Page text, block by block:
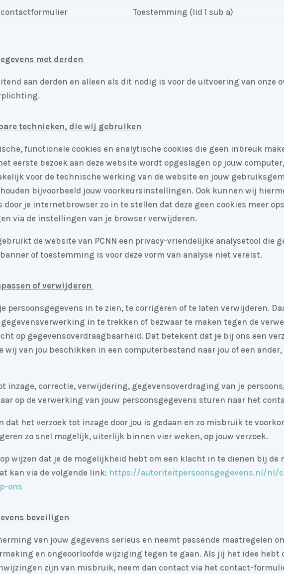
contactformulier Toestemming (lid 1 sub a)
met derden
aan derden en alleen als dit nodig is voor de uitvoering van onze
technieken, die wij gebruiken
functionele cookies en analytische cookies die geen inbreuk
eerste bezoek aan deze website wordt opgeslagen op jouw
voor de technische werking van de website en jouw
bijvoorbeeld jouw voorkeursinstellingen. Ook kunnen wij
door je internetbrowser zo in te stellen dat deze geen cookies meer
via de instellingen van je browser verwijderen.
de website van PCNN een privacy-vriendelijke analysetool die
of toestemming is voor deze vorm van analyse niet vereist.
of verwijderen
persoonsgegevens in te zien, te corrigeren of te laten verwijderen.
in te trekken of bezwaar te maken tegen de
op gegevensoverdraagbaarheid. Dat betekent dat je bij ons een
wij van jou beschikken in een computerbestand naar jou of een
inzage, correctie, verwijdering, gegevensoverdraging van je
op de verwerking van jouw persoonsgegevens sturen naar het
dat het verzoek tot inzage door jou is gedaan en zo misbruik te
zo snel mogelijk, uiterlijk binnen vier weken, op jouw verzoek.
op wijzen dat je de mogelijkheid hebt om een klacht in te dienen bij
kan via de volgende link: https://autoriteitpersoonsgegevens.nl/nl/
ons
beveiligen
van jouw gegevens serieus en neemt passende maatregelen
en ongeoorloofde wijziging tegen te gaan. Als jij het idee hebt
zijn van misbruik, neem dan contact via het contact-